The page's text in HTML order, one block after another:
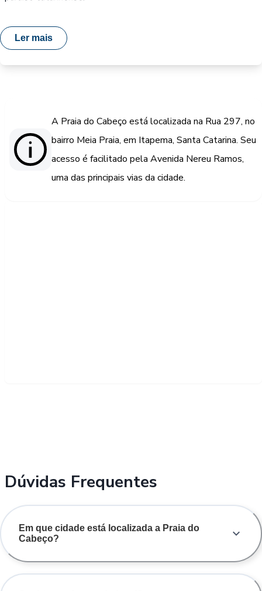
Ler mais
A Praia do Cabeço está localizada na Rua 297, no
bairro Meia Praia, em Itapema, Santa Catarina. Seu
acesso é facilitado pela Avenida Nereu Ramos,
uma das principais vias da cidade.
Dúvidas Frequentes
Em que cidade está localizada a Praia do
Cabeço?